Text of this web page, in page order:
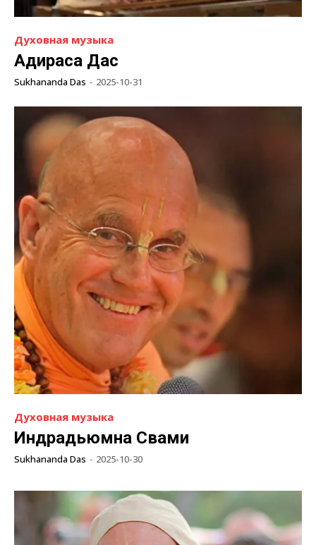
Духовная музыка
Адираса Дас
Sukhananda Das - 2025-10-31
Духовная музыка
Индрадьюмна Свами
Sukhananda Das - 2025-10-30